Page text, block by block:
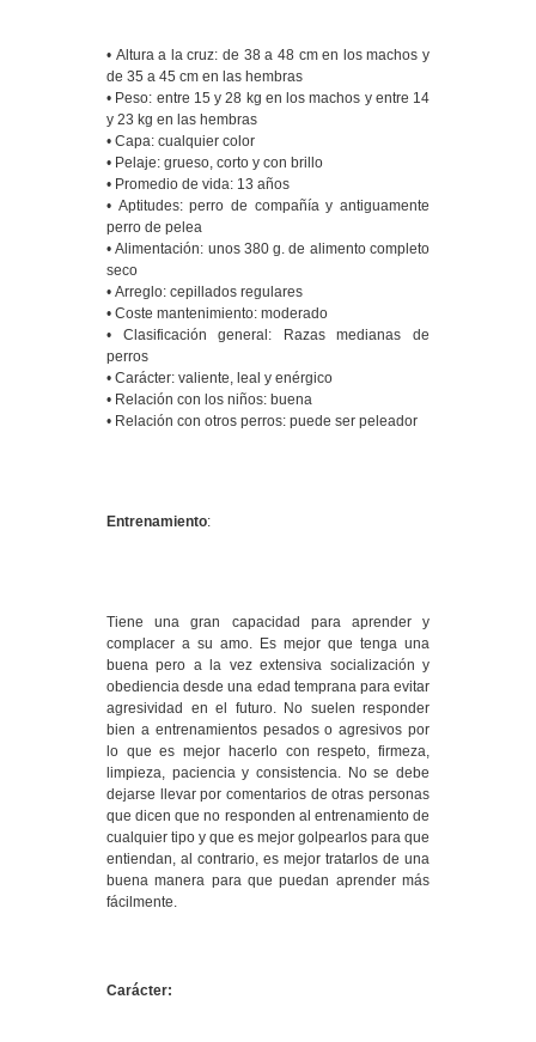
• Altura a la cruz: de 38 a 48 cm en los machos y
de 35 a 45 cm en las hembras
• Peso: entre 15 y 28 kg en los machos y entre 14
y 23 kg en las hembras
• Capa: cualquier color
• Pelaje: grueso, corto y con brillo
• Promedio de vida: 13 años
• Aptitudes: perro de compañía y antiguamente
perro de pelea
• Alimentación: unos 380 g. de alimento completo
seco
• Arreglo: cepillados regulares
• Coste mantenimiento: moderado
• Clasificación general: Razas medianas de
perros
• Carácter: valiente, leal y enérgico
• Relación con los niños: buena
• Relación con otros perros: puede ser peleador
Entrenamiento:
Tiene una gran capacidad para aprender y
complacer a su amo. Es mejor que tenga una
buena pero a la vez extensiva socialización y
obediencia desde una edad temprana para evitar
agresividad en el futuro. No suelen responder
bien a entrenamientos pesados o agresivos por
lo que es mejor hacerlo con respeto, firmeza,
limpieza, paciencia y consistencia. No se debe
dejarse llevar por comentarios de otras personas
que dicen que no responden al entrenamiento de
cualquier tipo y que es mejor golpearlos para que
entiendan, al contrario, es mejor tratarlos de una
buena manera para que puedan aprender más
fácilmente.
Carácter: